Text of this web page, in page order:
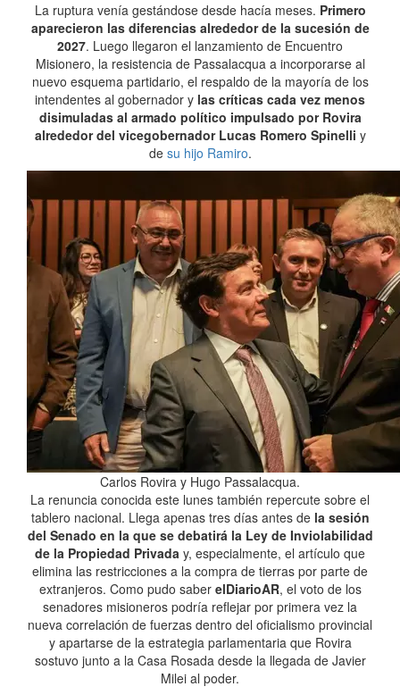
La ruptura venía gestándose desde hacía meses. Primero
aparecieron las diferencias alrededor de la sucesión de
2027. Luego llegaron el lanzamiento de Encuentro
Misionero, la resistencia de Passalacqua a incorporarse al
nuevo esquema partidario, el respaldo de la mayoría de los
intendentes al gobernador y las críticas cada vez menos
disimuladas al armado político impulsado por Rovira
alrededor del vicegobernador Lucas Romero Spinelli y
de su hijo Ramiro.
Carlos Rovira y Hugo Passalacqua.
La renuncia conocida este lunes también repercute sobre el
tablero nacional. Llega apenas tres días antes de la sesión
del Senado en la que se debatirá la Ley de Inviolabilidad
de la Propiedad Privada y, especialmente, el artículo que
elimina las restricciones a la compra de tierras por parte de
extranjeros. Como pudo saber elDiarioAR, el voto de los
senadores misioneros podría reflejar por primera vez la
nueva correlación de fuerzas dentro del oficialismo provincial
y apartarse de la estrategia parlamentaria que Rovira
sostuvo junto a la Casa Rosada desde la llegada de Javier
Milei al poder.